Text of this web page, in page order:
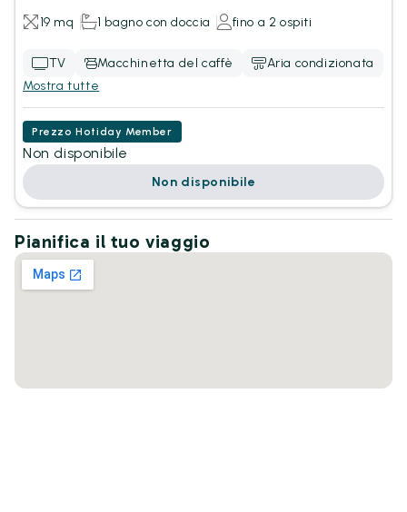
19 mq 1 bagno con doccia fino a 2 ospiti
TV Macchinetta del caffè
Aria condizionata
Mostra tutte
Prezzo Hotiday Member
Non disponibile
Non disponibile
Pianifica il tuo viaggio